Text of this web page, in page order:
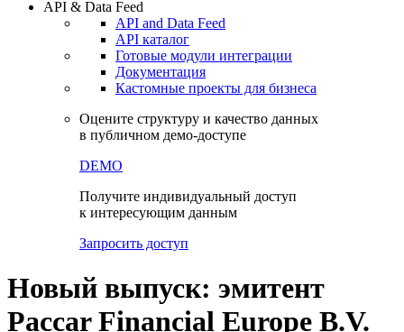
Откройте глобальную базу данных
Получить доступ
API & Data Feed
API and Data Feed
Готовые модули интеграции
Документация
в публичном демо-доступе
к интересующим данным
Запросить доступ